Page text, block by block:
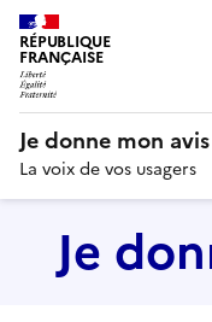
RÉPUBLIQUE
FRANÇAISE
Je donne mon avis
La voix de vos usagers
Je